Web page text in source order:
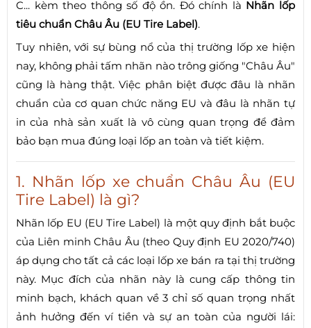
C... kèm theo thông số độ ồn. Đó chính là Nhãn lốp
tiêu chuẩn Châu Âu (EU Tire Label).
Tuy nhiên, với sự bùng nổ của thị trường lốp xe hiện
nay, không phải tấm nhãn nào trông giống "Châu Âu"
cũng là hàng thật. Việc phân biệt được đâu là nhãn
chuẩn của cơ quan chức năng EU và đâu là nhãn tự
in của nhà sản xuất là vô cùng quan trọng để đảm
bảo bạn mua đúng loại lốp an toàn và tiết kiệm.
1. Nhãn lốp xe chuẩn Châu Âu (EU
Tire Label) là gì?
Nhãn lốp EU (EU Tire Label) là một quy định bắt buộc
của Liên minh Châu Âu (theo Quy định EU 2020/740)
áp dụng cho tất cả các loại lốp xe bán ra tại thị trường
này. Mục đích của nhãn này là cung cấp thông tin
minh bạch, khách quan về 3 chỉ số quan trọng nhất
ảnh hưởng đến ví tiền và sự an toàn của người lái: